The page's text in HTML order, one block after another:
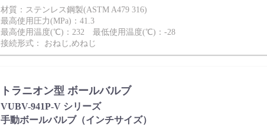
材質：ステンレス鋼製(ASTM A479 316)
最高使用圧力(MPa)：41.3
最高使用温度(℃)：232 最低使用温度(℃)：-28
接続形式： おねじ,めねじ
トラニオン型 ボールバルブ
VUBV-941P-V シリーズ
手動ボールバルブ（インチサイズ）